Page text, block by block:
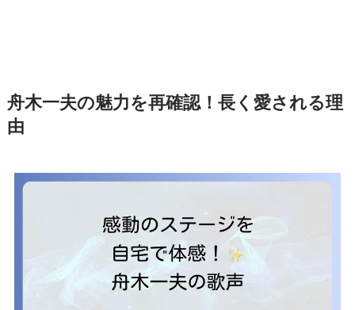
舟木一夫の魅力を再確認！長く愛される理
由